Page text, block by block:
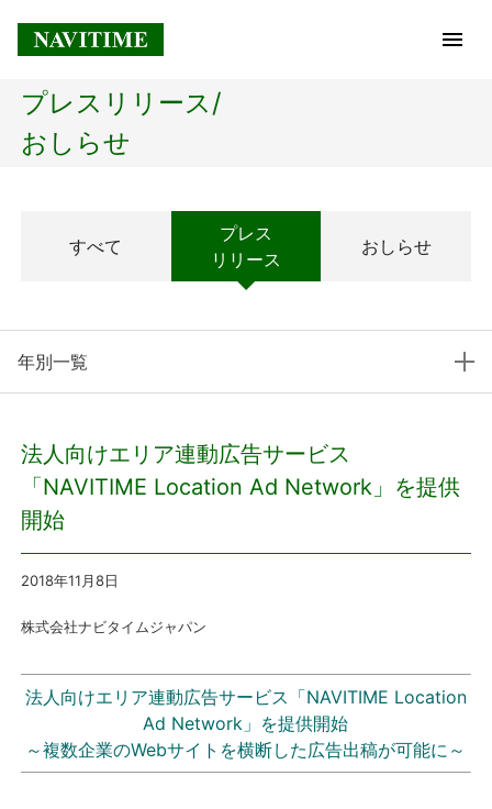
トップページ
経営理念
プレスリリース
個人向けサービス
法人向けサービス
プレスリリース/
おしらせ
すべて
プレス
リリース
おしらせ
年別一覧
法人向けエリア連動広告サービス
「NAVITIME Location Ad Network」を提供
開始
2018年11月8日
株式会社ナビタイムジャパン
法人向けエリア連動広告サービス「NAVITIME Location
Ad Network」を提供開始
～複数企業のWebサイトを横断した広告出稿が可能に～